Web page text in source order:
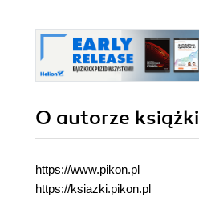
O autorze książki
https://www.pikon.pl
https://ksiazki.pikon.pl